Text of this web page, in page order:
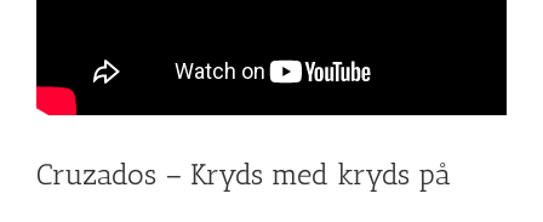
Cruzados – Kryds med kryds på